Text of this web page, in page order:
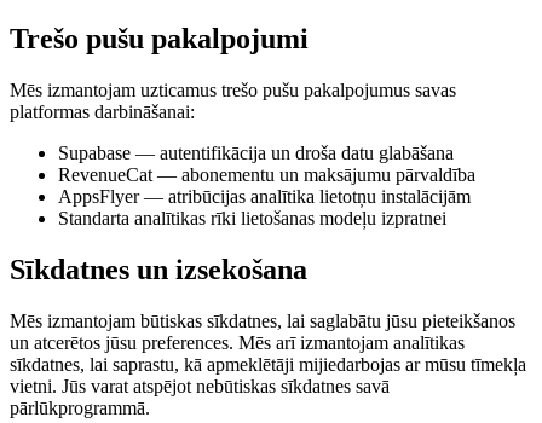
Trešo pušu pakalpojumi
Mēs izmantojam uzticamus trešo pušu pakalpojumus savas
platformas darbināšanai:
Supabase — autentifikācija un droša datu glabāšana
RevenueCat — abonementu un maksājumu pārvaldība
AppsFlyer — atribūcijas analītika lietotņu instalācijām
Standarta analītikas rīki lietošanas modeļu izpratnei
Sīkdatnes un izsekošana
Mēs izmantojam būtiskas sīkdatnes, lai saglabātu jūsu pieteikšanos
un atcerētos jūsu preferences. Mēs arī izmantojam analītikas
sīkdatnes, lai saprastu, kā apmeklētāji mijiedarbojas ar mūsu tīmekļa
vietni. Jūs varat atspējot nebūtiskas sīkdatnes savā
pārlūkprogrammā.